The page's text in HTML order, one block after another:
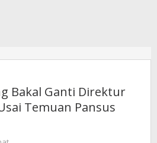
Bakal Ganti Direktur
Temuan Pansus